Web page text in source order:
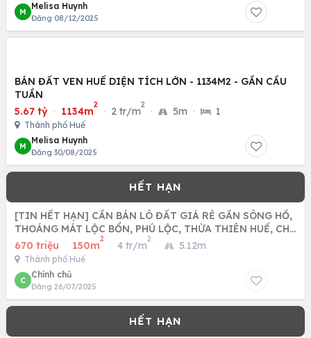
M
Melisa Huynh
Đăng 08/12/2025
BÁN ĐẤT VEN HUẾ DIỆN TÍCH LỚN - 1134M2 - GẦN CẦU
TUẦN
5.67 tỷ · 1134m
2
· 2 tr/m
2
· 5m · 1
Thành phố Huế
M
Melisa Huynh
Đăng 30/08/2025
[TIN HẾT HẠN] CẦN BÁN LÔ ĐẤT GIÁ RẺ GẦN SÔNG HỒ,
THOÁNG MÁT LỘC BỔN, PHÚ LỘC, THỪA THIÊN HUẾ, CHỈ
670TR
670 triệu · 150m
2
· 4 tr/m
2
· 5.12m
Thành phố Huế
C
Chính chủ
Đăng 26/07/2025